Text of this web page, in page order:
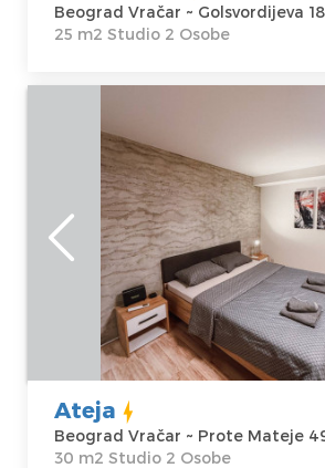
Beograd Vračar ~ Golsvordijeva 18
25 m2 Studio 2 Osobe
Studio Apartman Ateja
Namenjen za 2 osobe u blizini
Beograd
Lokacija:
Beograd Vračar
Adresa:Prote
Mateje 49
50 €
Gosti:
2
m2
Struktura
Studio
Ateja
Beograd Vračar ~ Prote Mateje
30 m2 Studio 2 Osobe